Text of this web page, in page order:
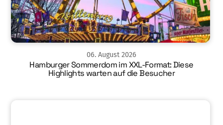
06. August 2026
Hamburger Sommerdom im XXL-Format: Diese
Highlights warten auf die Besucher